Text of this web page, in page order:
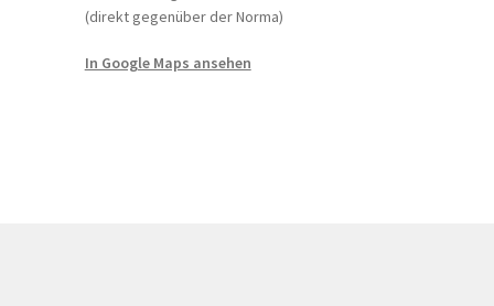
(direkt gegenüber der Norma)
In Google Maps ansehen